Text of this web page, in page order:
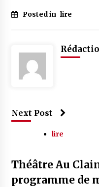
Posted in lire
Next Post
lire
Théâtre Au
programme de